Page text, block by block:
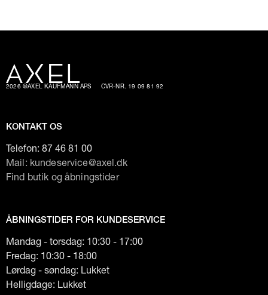
2026 @AXEL KAUFMANN APS CVR-NR. 19 09 81 92
KONTAKT OS
Telefon: 87 46 81 00
Mail: kundeservice@axel.dk
Find butik og åbningstider
ÅBNINGSTIDER FOR KUNDESERVICE
Mandag - torsdag: 10:30 - 17:00
Fredag: 10:30 - 18:00
Lørdag - søndag: Lukket
Helligdage: Lukket